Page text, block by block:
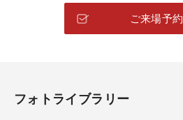
ご来場予約
フォトライブラリー